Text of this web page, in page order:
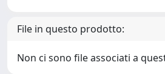
File in questo prodotto:
Non ci sono file associati a